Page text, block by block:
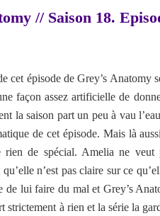
// Saison 18.
cet épisode de Grey’s Anatomy
façon assez artificielle de
la saison part un peu à vau
de cet épisode. Mais là
rien de spécial. Amelia ne
n’est pas claire sur ce
de lui faire du mal et Grey’s
strictement à rien et la série la